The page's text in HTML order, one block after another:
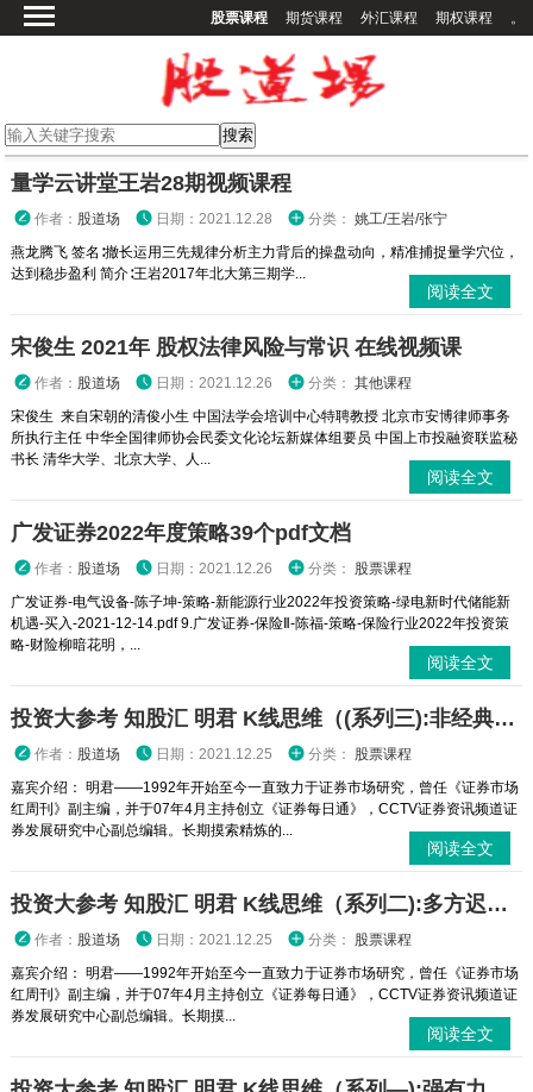
股票课程 期货课程 外汇课程 期权课程 。
期货课程
期权课程
外汇课程
高校课程
量学云讲堂王岩28期视频课程
作者： 股道场 日期：2021.12.28 分类： 姚工/王岩/张宁
燕龙腾飞 签名∶撤长运用三先规律分析主力背后的操盘动向，精准捕捉量学穴位，
达到稳步盈利 简介∶王岩2017年北大第三期学...
阅读全文
宋俊生 2021年 股权法律风险与常识 在线视频课
作者： 股道场 日期：2021.12.26 分类： 其他课程
宋俊生 来自宋朝的清俊小生 中国法学会培训中心特聘教授 北京市安博律师事务
所执行主任 中华全国律师协会民委文化论坛新媒体组要员 中国上市投融资联监秘
书长 清华大学、北京大学、人...
阅读全文
广发证券2022年度策略39个pdf文档
作者： 股道场 日期：2021.12.26 分类： 股票课程
广发证券-电气设备-陈子坤-策略-新能源行业2022年投资策略-绿电新时代储能新
机遇-买入-2021-12-14.pdf 9.广发证券-保险Ⅱ-陈福-策略-保险行业2022年投资策
略-财险柳暗花明，...
阅读全文
投资大参考 知股汇 明君 K线思维（(系列三):非经典信号的重要”读图“意义
作者： 股道场 日期：2021.12.25 分类： 股票课程
嘉宾介绍： 明君——1992年开始至今一直致力于证券市场研究，曾任《证券市场
红周刊》副主编，并于07年4月主持创立《证券每日通》，CCTV证券资讯频道证
券发展研究中心副总编辑。长期摸索精炼的...
阅读全文
投资大参考 知股汇 明君 K线思维（系列二):多方迟疑与崩溃在即的空头信号
作者： 股道场 日期：2021.12.25 分类： 股票课程
嘉宾介绍： 明君——1992年开始至今一直致力于证券市场研究，曾任《证券市场
红周刊》副主编，并于07年4月主持创立《证券每日通》，CCTV证券资讯频道证
券发展研究中心副总编辑。长期摸...
阅读全文